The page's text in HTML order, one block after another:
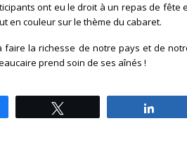
ont eu le droit à un repas de fête
en couleur sur le thème du cabaret.
faire la richesse de notre pays et de
prend soin de ses aînés !